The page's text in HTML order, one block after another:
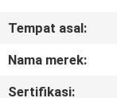
KAMI
Tempat asal:
Nama merek:
Sertifikasi: